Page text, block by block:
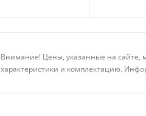
Внимание! Цены, указанные на сайте,
характеристики и комплектацию.